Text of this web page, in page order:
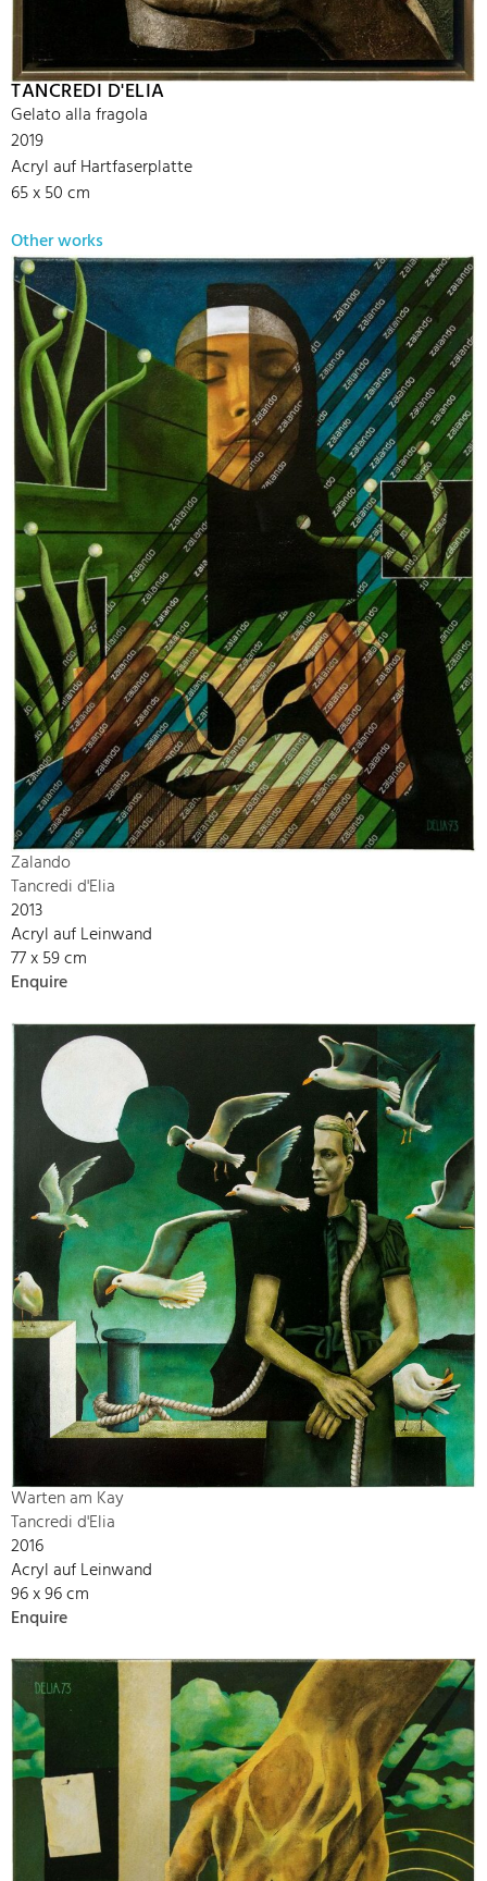
TANCREDI D'ELIA
Gelato alla fragola
2019
Acryl auf Hartfaserplatte
65 x 50 cm
Other works
Zalando
Tancredi d'Elia
2013
Acryl auf Leinwand
77 x 59 cm
Enquire
Warten am Kay
Tancredi d'Elia
2016
Acryl auf Leinwand
96 x 96 cm
Enquire